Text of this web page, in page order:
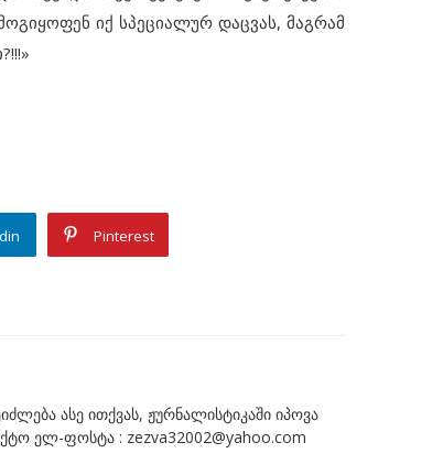
იქ სპეციალურ დაცვას, მაგრამ
Pinterest
ასე ითქვას, ჟურნალისტიკაში იპოვა
ელ-ფოსტა : zezva32002@yahoo.com